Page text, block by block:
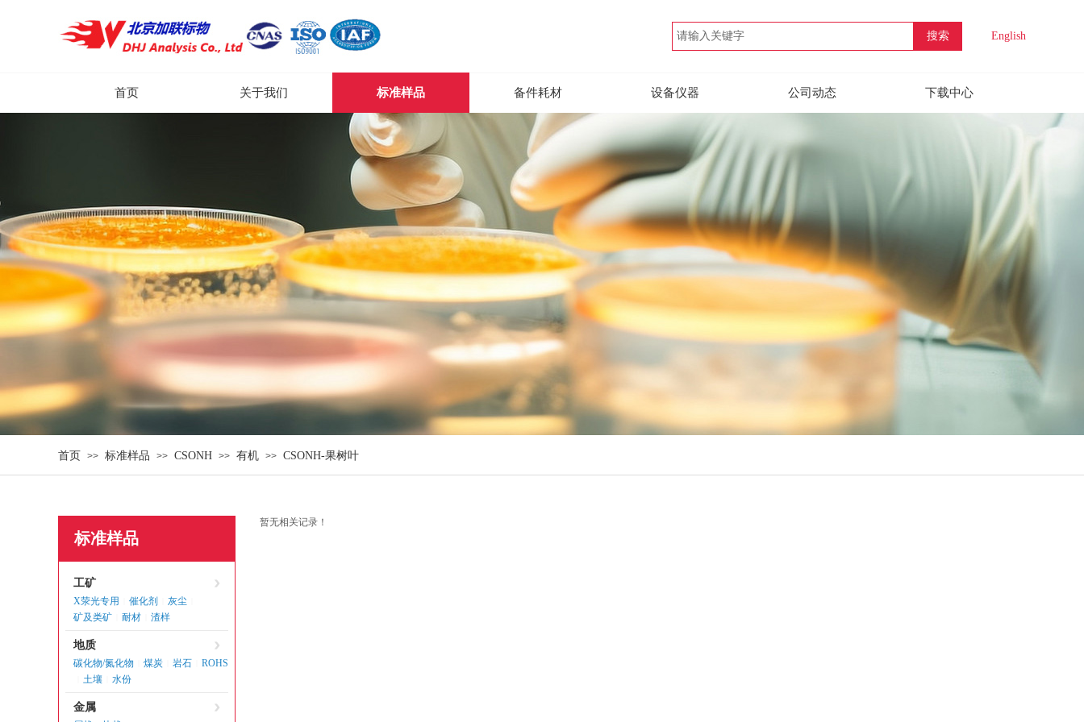
首页 >> 标准样品 >> CSONH >> 有机 >> CSONH-果树叶
暂无相关记录！
标准样品
工矿
X荥光专用 催化剂 灰尘
矿及类矿 耐材 渣样
地质
碳化物/氮化物 煤炭 岩石 ROHS
土壤 水份
金属
搜索
首页 关于我们 标准样品 备件耗材 设备仪器 公司动态 下载中心
English